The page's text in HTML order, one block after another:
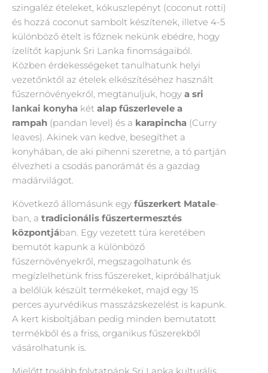
szingaléz ételeket, kókuszlepényt (coconut rotti)
és hozzá coconut sambolt készítenek, illetve 4-5
különböző ételt is főznek nekünk ebédre, hogy
ízelítőt kapjunk Sri Lanka finomságaiból.
Közben érdekességeket tanulhatunk helyi
vezetőnktől az ételek elkészítéséhez használt
fűszernövényekről, megtanuljuk, hogy a sri
lankai konyha két alap fűszerlevele a
rampah (pandan level) és a karapincha (Curry
leaves). Akinek van kedve, besegíthet a
konyhában, de aki pihenni szeretne, a tó partján
élvezheti a csodás panorámát és a gazdag
madárvilágot.
Következő állomásunk egy fűszerkert Matale-
ban, a tradicionális fűszertermesztés
központjában. Egy vezetett túra keretében
bemutót kapunk a különböző
fűszernövényekről, megszagolhatunk és
megízlelhetünk friss fűszereket, kipróbálhatjuk
a belőlük készült termékeket, majd egy 15
perces ayurvédikus masszázskezelést is kapunk.
A kert kisboltjában pedig minden bemutatott
termékből és a friss, organikus fűszerekből
vásárolhatunk is.